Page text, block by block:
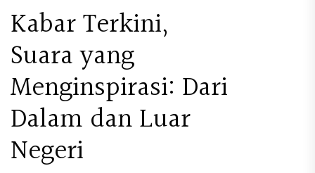
Kabar Terkini,
Suara yang
Menginspirasi: Dari
Dalam dan Luar
Negeri